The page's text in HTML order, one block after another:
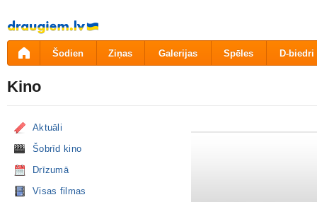
Pāriet
uz
saturu
Šodien Ziņas Galerijas Spēles D-biedri
Kino
Aktuāli
Šobrīd kino
Drīzumā
Visas filmas